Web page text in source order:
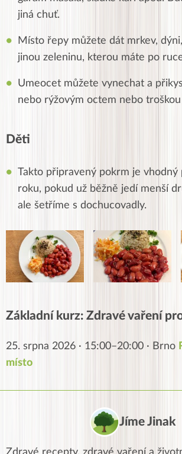
jiná chuť.
Místo řepy můžete dát mrkev,
jinou zeleninu, kterou máte po
Umeocet můžete vynechat a
nebo rýžovým octem nebo
Děti
Takto připravený pokrm je
roku, pokud už běžně jedí menší
ale šetříme s dochucovadly.
Základní kurz: Zdravé vaření
25. srpna 2026 · 15:00–20:00 · Brno
místo
Jíme Jinak